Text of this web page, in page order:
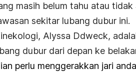
masih belum tahu atau
sekitar lubang dubur ini.
Alyssa Ddweck,
dubur dari depan ke
perlu menggerakkan jari